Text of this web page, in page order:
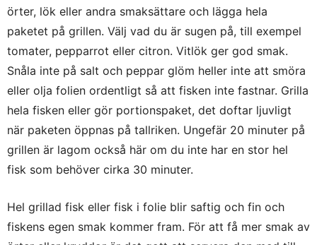
örter, lök eller andra smaksättare och lägga hela
paketet på grillen. Välj vad du är sugen på, till exempel
tomater, pepparrot eller citron. Vitlök ger god smak.
Snåla inte på salt och peppar glöm heller inte att smöra
eller olja folien ordentligt så att fisken inte fastnar. Grilla
hela fisken eller gör portionspaket, det doftar ljuvligt
när paketen öppnas på tallriken. Ungefär 20 minuter på
grillen är lagom också här om du inte har en stor hel
fisk som behöver cirka 30 minuter.
Hel grillad fisk eller fisk i folie blir saftig och fin och
fiskens egen smak kommer fram. För att få mer smak av